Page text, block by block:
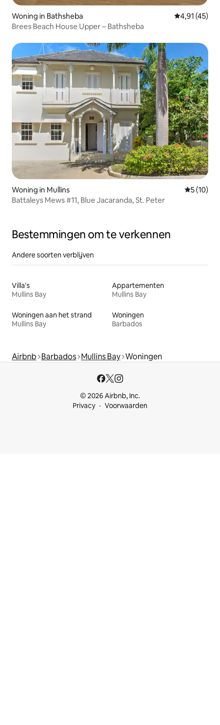
Woning in Bathsheba Gemiddelde
4,91 (45)
Brees Beach House Upper – Bathsheba
Woning in Mullins
5 (10)
Battaleys Mews #11, Blue Jacaranda, St. Peter
Bestemmingen om te verkennen
Andere soorten verblijven
Villa's
Mullins Bay
Appartementen
Mullins Bay
Woningen aan het strand
Mullins Bay
Woningen
Barbados
Airbnb Barbados Mullins Bay Woningen
© 2026 Airbnb, Inc.
Privacy
Voorwaarden